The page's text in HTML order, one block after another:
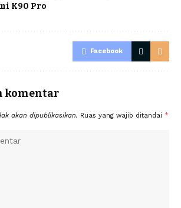
K90 Pro
Facebook
komentar
akan dipublikasikan. Ruas yang wajib ditandai *